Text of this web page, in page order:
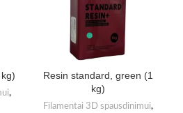
,
Resin standard, green (1
kg)
Filamentai 3D spausdinimui,